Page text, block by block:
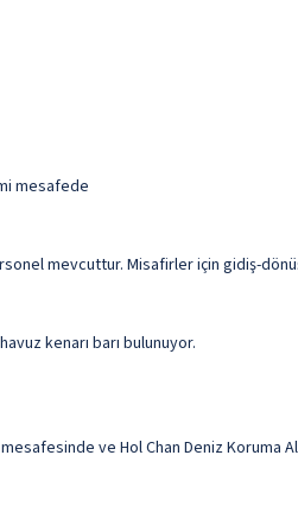
mesafede
mevcuttur. Misafirler için gidiş-
kenarı barı bulunuyor.
ve Hol Chan Deniz Koruma